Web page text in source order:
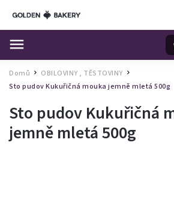
Domů / OBILOVINY , TĚSTOVINY
Sto pudov Kukuřičná mouka jemně mletá 500g
Sto pudov Kukuřičná
jemně mletá 500g